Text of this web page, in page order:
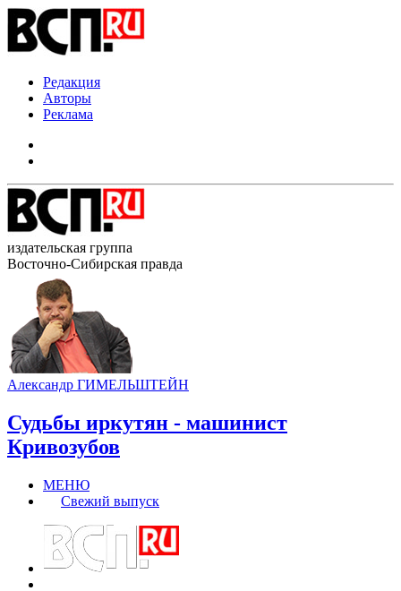
Редакция
Авторы
Реклама
издательская группа
Восточно-Сибирская правда
Александр ГИМЕЛЬШТЕЙН
Судьбы иркутян - машинист
Кривозубов
МЕНЮ
Свежий выпуск